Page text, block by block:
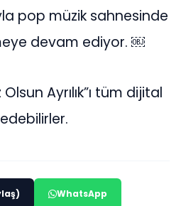
pop müzik sahnesinde
devam ediyor. ￼
Olsun Ayrılık”ı tüm dijital
WhatsApp